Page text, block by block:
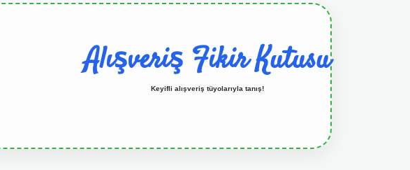
Alışveriş Fikir Kutusu
Keyifli alışveriş tüyolarıyla tanış!